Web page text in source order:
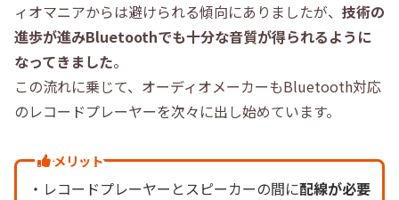
ィオマニアからは避けられる傾向にありましたが、 技術の
進歩が進みBluetoothでも十分な音質が得られるように
なってきました。
この流れに乗じて、オーディオメーカーもBluetooth対応
のレコードプレーヤーを次々に出し始めています。
メリット
・レコードプレーヤーとスピーカーの間に配線が必要